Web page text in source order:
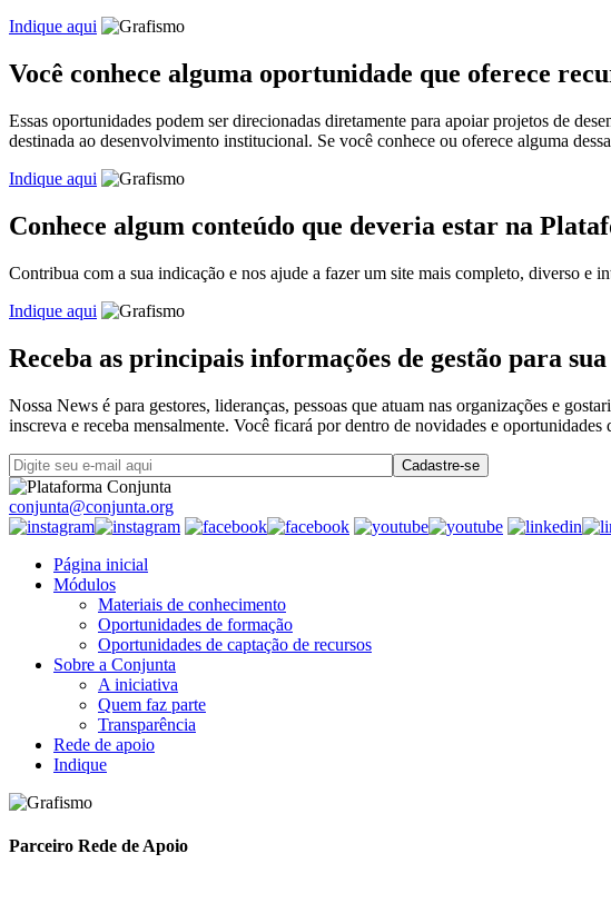
Indique aqui
Você conhece alguma oportunidade que oferece
Essas oportunidades podem ser direcionadas diretamente para apoiar projetos de
destinada ao desenvolvimento institucional. Se você conhece ou oferece alguma
Indique aqui
Conhece algum conteúdo que deveria estar na
Contribua com a sua indicação e nos ajude a fazer um site mais completo, diverso e
Indique aqui
Receba as principais informações de gestão para
Nossa News é para gestores, lideranças, pessoas que atuam nas organizações e
inscreva e receba mensalmente. Você ficará por dentro de novidades e oportunidades
conjunta@conjunta.org
Página inicial
Módulos
Materiais de conhecimento
Oportunidades de formação
Oportunidades de captação de recursos
Sobre a Conjunta
A iniciativa
Quem faz parte
Transparência
Rede de apoio
Indique
Parceiro Rede de Apoio